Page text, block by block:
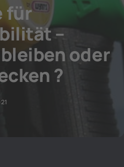
für
–
oder
?